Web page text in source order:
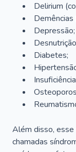
Delirium
Depressão;
Diabetes;
Além disso, esse
chamadas